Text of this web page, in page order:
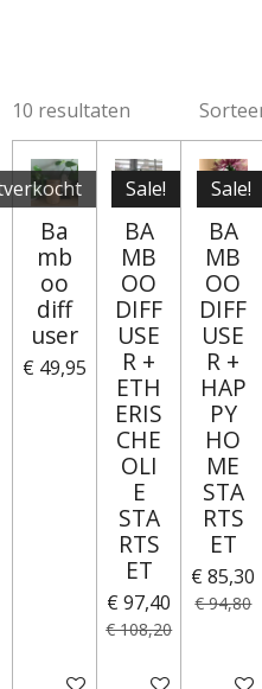
10 resultaten
Ba
mb
oo
diff
user
€ 49,95
Sale!
BA
MB
OO
DIFF
USE
R +
ETH
ERIS
CHE
OLI
E
STA
RTS
ET
€ 97,40
€ 108,20
Sale!
BA
MB
OO
DIFF
USE
R +
HAP
PY
HO
ME
STA
RTS
ET
€ 85,30
€ 94,80